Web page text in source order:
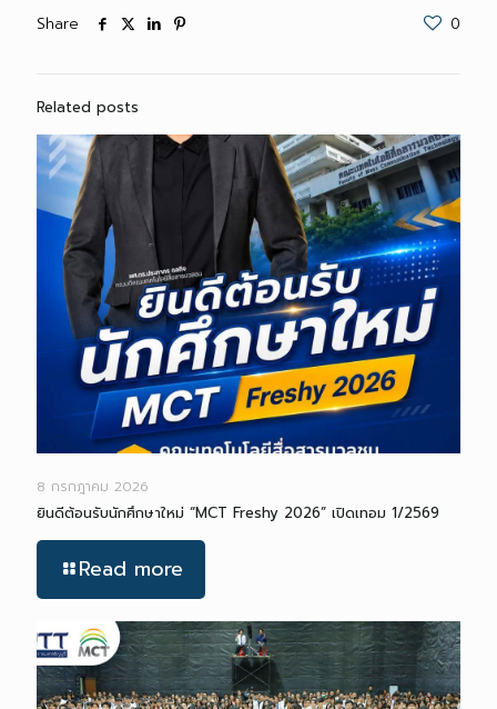
Share 0
Related posts
8 กรกฎาคม 2026
ยินดีต้อนรับนักศึกษาใหม่ “MCT Freshy 2026” เปิดเทอม 1/2569
Read more